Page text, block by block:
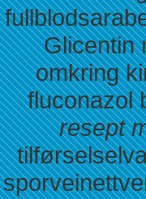
Glicentin
omkring
fluconazol
resept